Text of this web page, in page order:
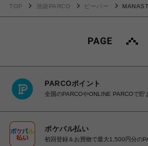
TOP 池袋PARCO ビーバー
PARCOポイント
全国のPARCOやONLINE PARCOで貯
ポケパル払い
初回登録＆お買物で最大1,500円分の